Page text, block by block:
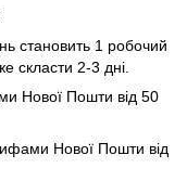
становить 1 робочий
скласти 2-3 дні.
Нової Пошти від 50
Нової Пошти від